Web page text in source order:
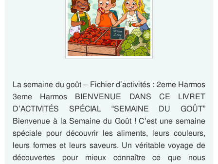
La semaine du goût – Fichier d’activités : 2eme Harmos
3eme Harmos BIENVENUE DANS CE LIVRET
D’ACTIVITÉS SPÉCIAL “SEMAINE DU GOÛT”
Bienvenue à la Semaine du Goût ! C’est une semaine
spéciale pour découvrir les aliments, leurs couleurs,
leurs formes et leurs saveurs. Un véritable voyage de
découvertes pour mieux connaître ce que nous